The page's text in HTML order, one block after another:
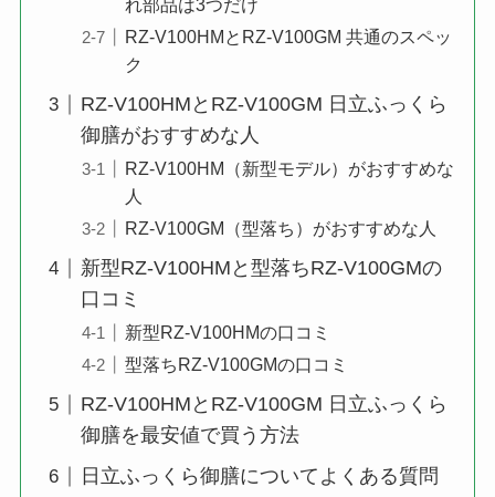
れ部品は3つだけ
RZ-V100HMとRZ-V100GM 共通のスペッ
ク
RZ-V100HMとRZ-V100GM 日立ふっくら
御膳がおすすめな人
RZ-V100HM（新型モデル）がおすすめな
人
RZ-V100GM（型落ち）がおすすめな人
新型RZ-V100HMと型落ちRZ-V100GMの
口コミ
新型RZ-V100HMの口コミ
型落ちRZ-V100GMの口コミ
RZ-V100HMとRZ-V100GM 日立ふっくら
御膳を最安値で買う方法
日立ふっくら御膳についてよくある質問